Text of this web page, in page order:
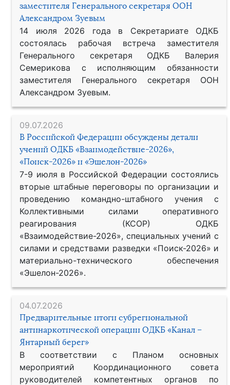
заместителя Генерального секретаря ООН
Александром Зуевым
14 июля 2026 года в Секретариате ОДКБ
состоялась рабочая встреча заместителя
Генерального секретаря ОДКБ Валерия
Семерикова с исполняющим обязанности
заместителя Генерального секретаря ООН
Александром Зуевым.
09.07.2026
В Российской Федерации обсуждены детали
учений ОДКБ «Взаимодействие-2026»,
«Поиск-2026» и «Эшелон-2026»
7-9 июля в Российской Федерации состоялись
вторые штабные переговоры по организации и
проведению командно-штабного учения с
Коллективными силами оперативного
реагирования (КСОР) ОДКБ
«Взаимодействие-2026», специальных учений с
силами и средствами разведки «Поиск-2026» и
материально-технического обеспечения
«Эшелон-2026».
04.07.2026
Предварительные итоги субрегиональной
антинаркотической операции ОДКБ «Канал –
Янтарный берег»
В соответствии с Планом основных
мероприятий Координационного совета
руководителей компетентных органов по